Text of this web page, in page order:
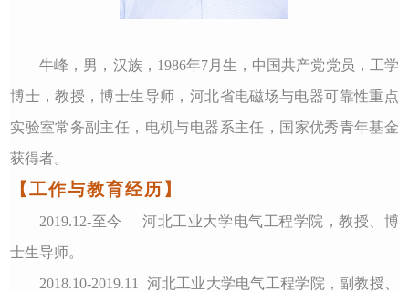
牛峰，男，汉族， 1986年7月生， 中国共产党党员，工学
博士，教授，博士生导师 ， 河北省电磁场与电器可靠性重点
实验室常务副主任 ， 电机与电器系主任 ，国家优秀青年基金
获得者。
【工作与教育经历】
2019.12-至今 河北工业大学电气工程学院，教授、博
士生导师。
2018.10-2019.11 河北工业大学电气工程学院 ，副教授、